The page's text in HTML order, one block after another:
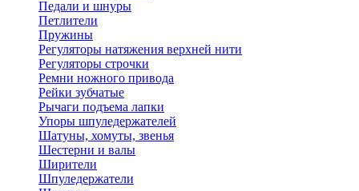
Педали и шнуры
Петлители
Пружины
Регуляторы натяжения верхней нити
Регуляторы строчки
Ремни ножного привода
Рейки зубчатые
Рычаги подъема лапки
Упоры шпуледержателей
Шатуны, хомуты, звенья
Шестерни и валы
Ширители
Шпуледержатели